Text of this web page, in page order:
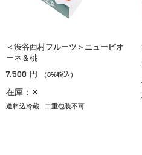
＜渋谷西村フルーツ＞ニューピオ
ーネ＆桃
7,500 円 （8%税込）
在庫：✕
送料込冷蔵 二重包装不可